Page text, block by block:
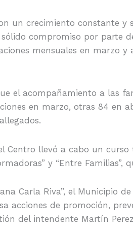
un crecimiento constante
compromiso por parte
mensuales en marzo
el acompañamiento a las
en marzo, otras 84
Centro llevó a cabo un
y “Entre
Carla Riva”, el Municipio
acciones de promoción,
del intendente Martín